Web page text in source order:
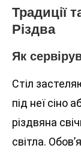
Традиції
Різдва
Як
Стіл
під неї сіно
різдвяна
світла.